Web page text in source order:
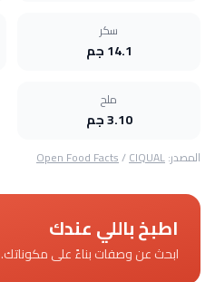
سكر
14.1 جم
ملح
3.10 جم
المصدر: Open Food Facts/CIQUAL
اطبخ باللي عندك
ابحث عن وصفات بناءً على مكوناتك.